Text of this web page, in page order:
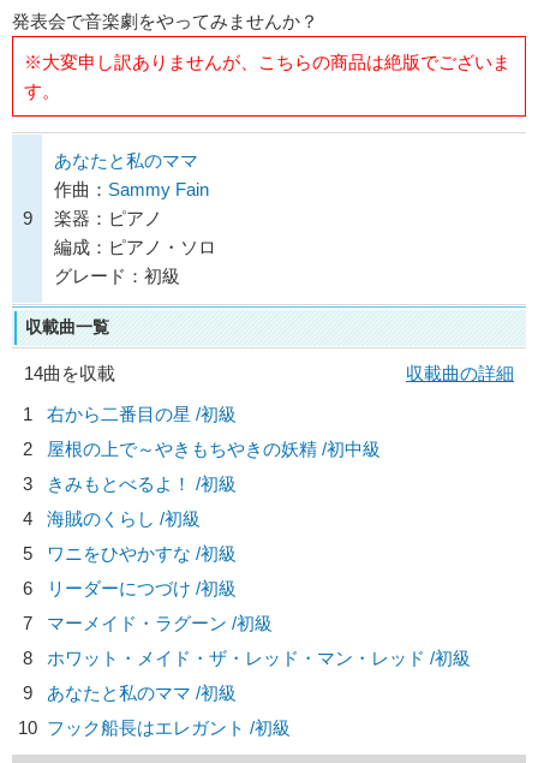
発表会で音楽劇をやってみませんか？
※大変申し訳ありませんが、こちらの商品は絶版でございま
す。
9
あなたと私のママ
作曲： Sammy Fain
楽器：ピアノ
編成：ピアノ・ソロ
グレード：初級
収載曲一覧
14曲を収載
収載曲の詳細
1
右から二番目の星 /初級
2
屋根の上で～やきもちやきの妖精 /初中級
3
きみもとべるよ！ /初級
4
海賊のくらし /初級
5
ワニをひやかすな /初級
6
リーダーにつづけ /初級
7
マーメイド・ラグーン /初級
8
ホワット・メイド・ザ・レッド・マン・レッド /初級
9
あなたと私のママ /初級
10 フック船長はエレガント /初級